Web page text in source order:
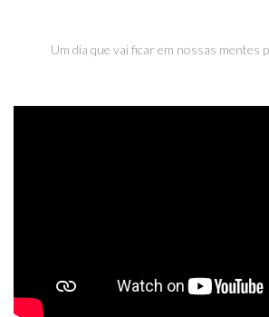
Um dia que vai ficar em nossas mentes